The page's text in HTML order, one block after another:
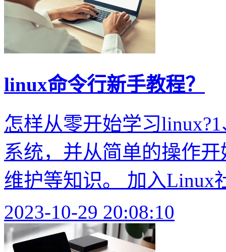
linux命令行新手教程？
怎样从零开始学习
系统，并从简单的操作
维护等知识。 加入Linux
2023-10-29 20:08:10